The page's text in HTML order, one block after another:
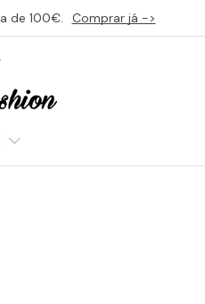
de 100€. Comprar já ->